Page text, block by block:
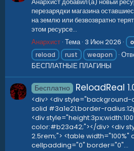
Анархист добавил(а) новый
перезарядки магазина
на землю или безвозвратно
этом ресурсе...
Анархист Тема 3 Июн 2026
reload
rust weapon
БЕСПЛАТНЫЕ ПЛАГИНЫ
Бесплатно ReloadReal
<div> <div style="background-
solid #3a1e21;border-
<div
color:#b23a42;"></div> <div
2.5rem;"> <table
cellpadding="0" border="0"...